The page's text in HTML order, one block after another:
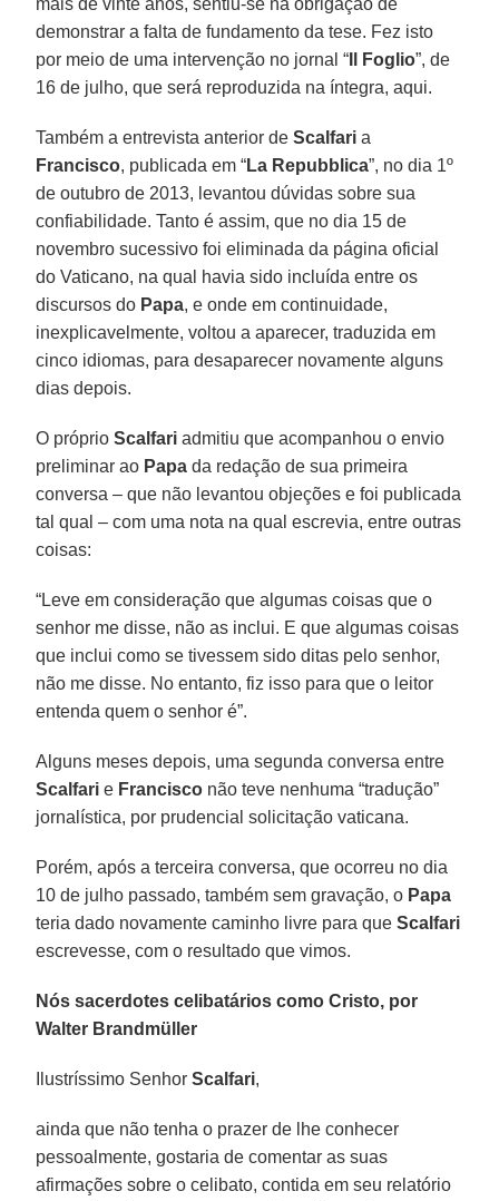
demonstrar a falta de fundamento da tese. Fez isto
por meio de uma intervenção no jornal “ Il Foglio”, de
16 de julho, que será reproduzida na íntegra, aqui.
Também a entrevista anterior deScalfari a
Francisco, publicada em “La Repubblica”, no dia 1º
de outubro de 2013, levantou dúvidas sobre sua
confiabilidade. Tanto é assim, que no dia 15 de
novembro sucessivo foi eliminada da página oficial
do Vaticano, na qual havia sido incluída entre os
discursos do Papa, e onde em continuidade,
inexplicavelmente, voltou a aparecer, traduzida em
cinco idiomas, para desaparecer novamente alguns
dias depois.
O próprioScalfari admitiu que acompanhou o envio
preliminar ao Papa da redação de sua primeira
conversa – que não levantou objeções e foi publicada
tal qual – com uma nota na qual escrevia, entre outras
coisas:
“Leve em consideração que algumas coisas que o
senhor me disse, não as inclui. E que algumas coisas
que inclui como se tivessem sido ditas pelo senhor,
não me disse. No entanto, fiz isso para que o leitor
entenda quem o senhor é”.
Alguns meses depois, uma segunda conversa entre
Scalfari e Francisco não teve nenhuma “tradução”
jornalística, por prudencial solicitação vaticana.
Porém, após a terceira conversa, que ocorreu no dia
10 de julho passado, também sem gravação, o Papa
teria dado novamente caminho livre para queScalfari
escrevesse, com o resultado que vimos.
Nós sacerdotes celibatários como Cristo, por
Walter Brandmüller
Ilustríssimo SenhorScalfari,
ainda que não tenha o prazer de lhe conhecer
pessoalmente, gostaria de comentar as suas
afirmações sobre o celibato, contida em seu relatório